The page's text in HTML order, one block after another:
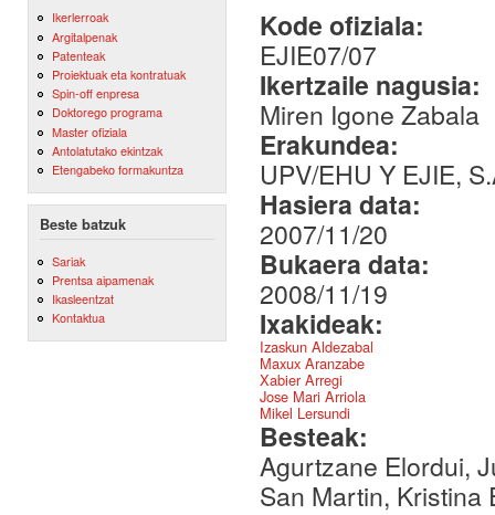
Ikerlerroak
Argitalpenak
Patenteak
Proiektuak eta kontratuak
Spin-off enpresa
Doktorego programa
Master ofiziala
Antolatutako ekintzak
Etengabeko formakuntza
Beste batzuk
Sariak
Prentsa aipamenak
Ikasleentzat
Kontaktua
Kode ofiziala:
EJIE07/07
Ikertzaile nagusia:
Miren Igone Zabala
Erakundea:
UPV/EHU Y EJIE,
Hasiera data:
2007/11/20
Bukaera data:
2008/11/19
Ixakideak:
Izaskun Aldezabal
Maxux Aranzabe
Xabier Arregi
Jose Mari Arriola
Mikel Lersundi
Besteak:
Agurtzane Elordui,
San Martin,